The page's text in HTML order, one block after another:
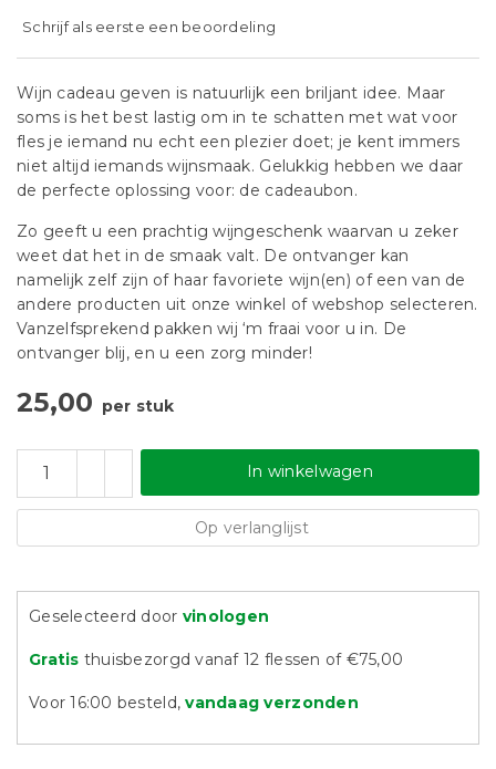
Schrijf als eerste een beoordeling
Wijn cadeau geven is natuurlijk een briljant idee. Maar
soms is het best lastig om in te schatten met wat voor
fles je iemand nu echt een plezier doet; je kent immers
niet altijd iemands wijnsmaak. Gelukkig hebben we daar
de perfecte oplossing voor: de cadeaubon.
Zo geeft u een prachtig wijngeschenk waarvan u zeker
weet dat het in de smaak valt. De ontvanger kan
namelijk zelf zijn of haar favoriete wijn(en) of een van de
andere producten uit onze winkel of webshop selecteren.
Vanzelfsprekend pakken wij ‘m fraai voor u in. De
ontvanger blij, en u een zorg minder!
25,00 per stuk
In winkelwagen
Op verlanglijst
Geselecteerd door vinologen
Gratis thuisbezorgd vanaf 12 flessen of €75,00
Voor 16:00 besteld,vandaag verzonden